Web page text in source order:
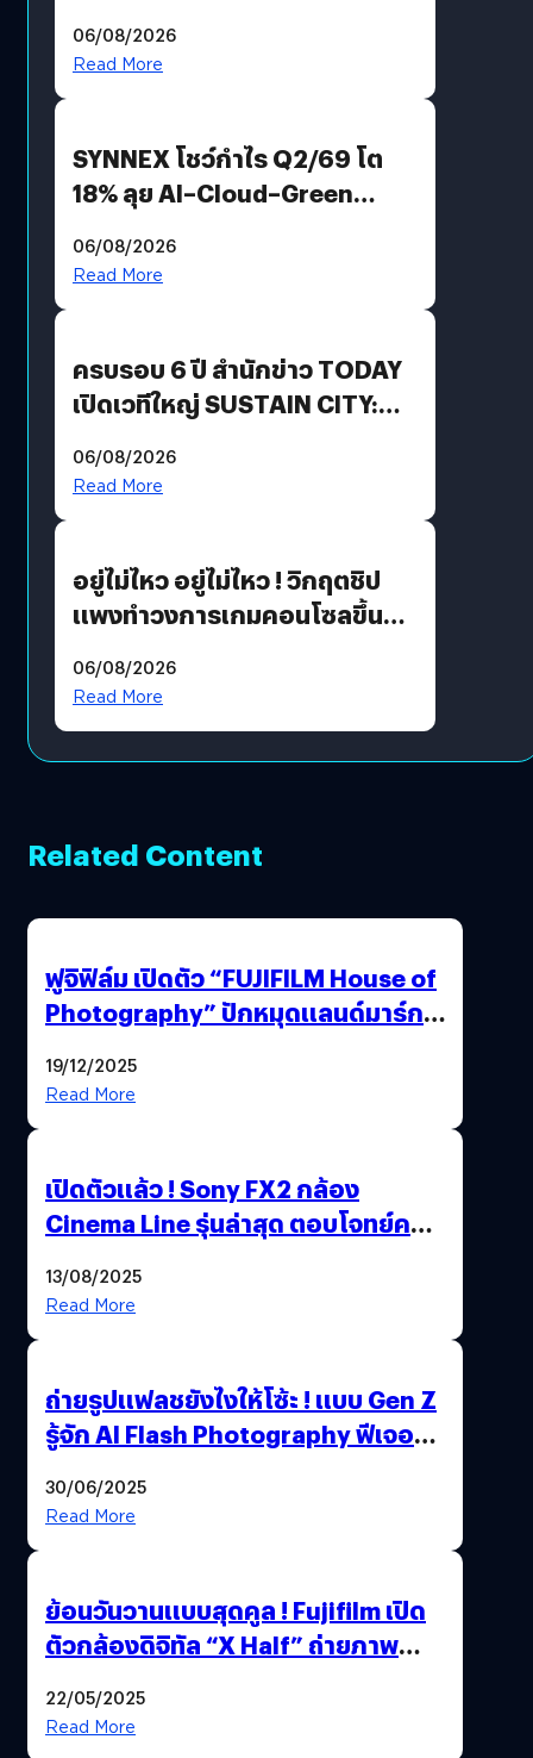
AGI
06/08/2026
Read More
SYNNEX โชว์กำไร Q2/69 โต
18% ลุย AI–Cloud–Green
Revenue เร่งเครื่อง New
06/08/2026
Read More
ครบรอบ 6 ปี สำนักข่าว TODAY
เปิดเวทีใหญ่ SUSTAIN CITY:
แนวทางปรับตัวสู่เศรษฐกิจสี
06/08/2026
Read More
อยู่ไม่ไหว อยู่ไม่ไหว ! วิกฤตชิป
แพงทำวงการเกมคอนโซลขึ้น
?
06/08/2026
Read More
Related Content
ฟูจิฟิล์ม เปิดตัว “FUJIFILM House of
Photography” ปักหมุดแลนด์มาร์ก
19/12/2025
Read More
เปิดตัวแล้ว ! Sony FX2 กล้อง
Cinema Line รุ่นล่าสุด ตอบโจทย์ครี
13/08/2025
Read More
ถ่ายรูปแฟลชยังไงให้โซ้ะ ! แบบ Gen Z
รู้จัก AI Flash Photography ฟีเจอร์
30/06/2025
Read More
ย้อนวันวานแบบสุดคูล ! Fujifilm เปิด
ตัวกล้องดิจิทัล “X Half” ถ่ายภาพ
22/05/2025
Read More